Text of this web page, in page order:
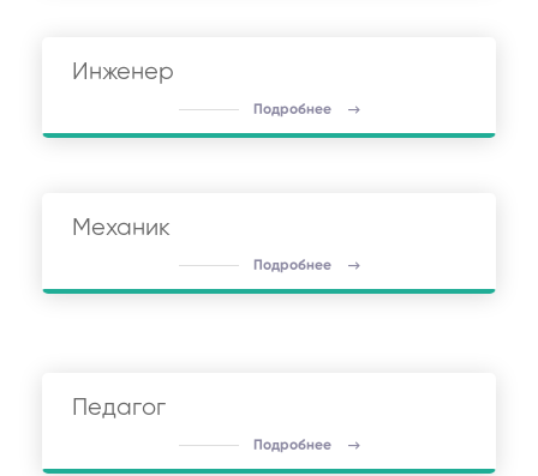
Инженер
Подробнее
Механик
Подробнее
Педагог
Подробнее